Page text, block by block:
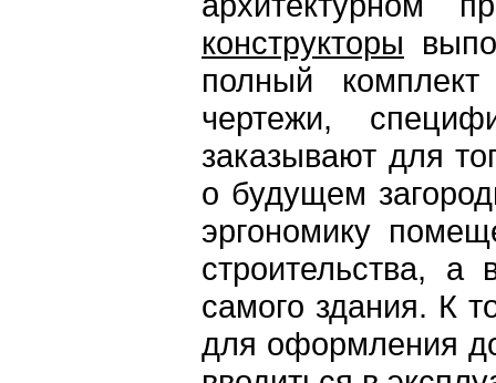
конструкторы
полный
чертежи,
заказывают для
о будущем
эргономику
строительства, а
самого здания. К
для оформления